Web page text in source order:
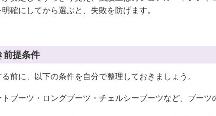
確にしてから選ぶと、失敗を防げます。
前提条件
前に、以下の条件を自分で整理しておきましょう。
ブーツ・ロングブーツ・チェルシーブーツなど、ブーツ